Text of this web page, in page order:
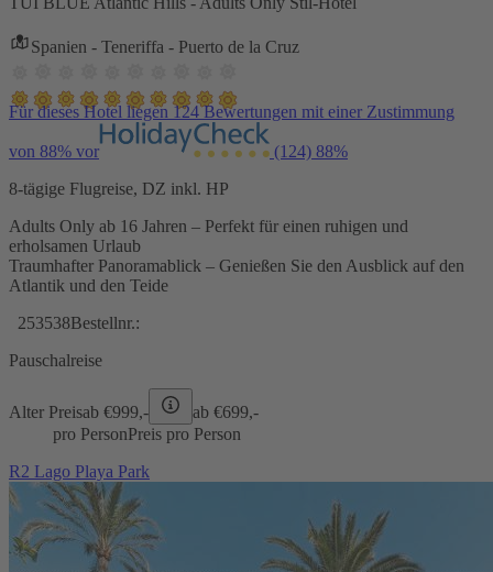
Spanien - Teneriffa - Puerto de la Cruz
Für dieses Hotel liegen 124 Bewertungen mit einer Zustimmung
von 88% vor (124) 88%
8-tägige Flugreise, DZ inkl. HP
Adults Only ab 16 Jahren – Perfekt für einen ruhigen und
erholsamen Urlaub
Traumhafter Panoramablick – Genießen Sie den Ausblick auf den
Atlantik und den Teide
253538Bestellnr.:
Pauschalreise
Alter Preisab €999,- ab €699,-
pro PersonPreis pro Person
R2 Lago Playa Park